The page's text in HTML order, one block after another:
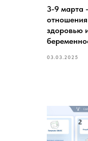
3-9 марта
здоровью
03.03.2025